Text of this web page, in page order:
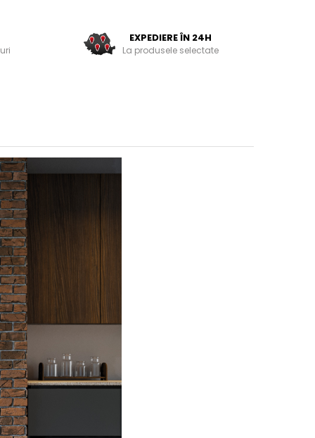
EXPEDIERE ÎN 24H
La produsele selectate